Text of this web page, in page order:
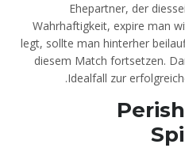
Ehepartner, der
Wahrhaftigkeit, expire man
legt, sollte man hinterher
diesem Match fortsetzen.
Idealfall zur